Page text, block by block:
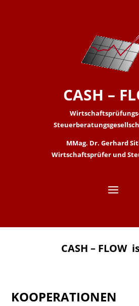
CASH –
MMag. Dr. Gerhard
Wirtschaftsprüfer und
CASH – FLOW
KOOPERATIONEN